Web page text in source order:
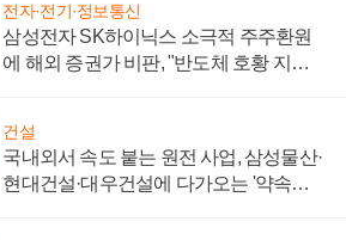
전자·전기·정보통신
삼성전자 SK하이닉스 소극적 주주환원
에 해외 증권가 비판, "반도체 호황 지속
건설
국내외서 속도 붙는 원전 사업, 삼성물산·
현대건설·대우건설에 다가오는 '약속의